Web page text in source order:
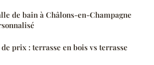
de bain à Châlons-en-Champagne
prix : terrasse en bois vs terrasse